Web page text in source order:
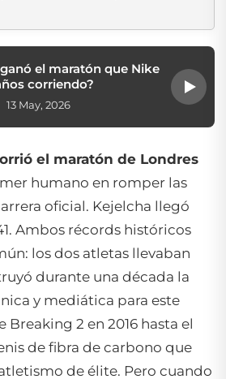
el maratón que Nike
corriendo?
13 May, 2026
el maratón de Londres
humano en romper las
oficial. Kejelcha llegó
Ambos récords históricos
los dos atletas llevaban
durante una década la
y mediática para este
2 en 2016 hasta el
de fibra de carbono que
de élite. Pero cuando